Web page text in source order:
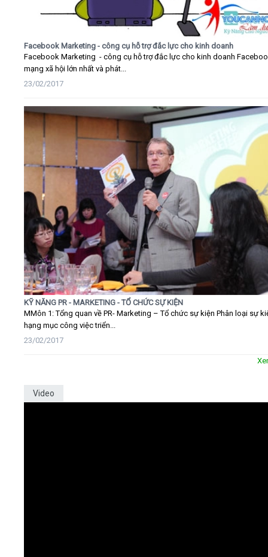
Facebook Marketing - công cụ hỗ trợ đắc lực cho kinh doanh
Facebook Marketing - công cụ hỗ trợ đắc lực cho kinh doanh
mạng xã hội lớn nhất và phát...
23/02/2017
KỸ NĂNG PR - MARKETING - TỔ CHỨC SỰ KIỆN
MMôn 1: Tổng quan về PR- Marketing – Tổ chức sự kiện Phân loại sự
hạng mục công việc triển...
23/02/2017
Video